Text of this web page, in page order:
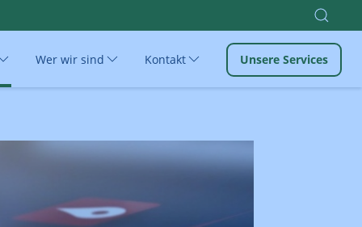
Wer wir sind Kontakt Unsere Services